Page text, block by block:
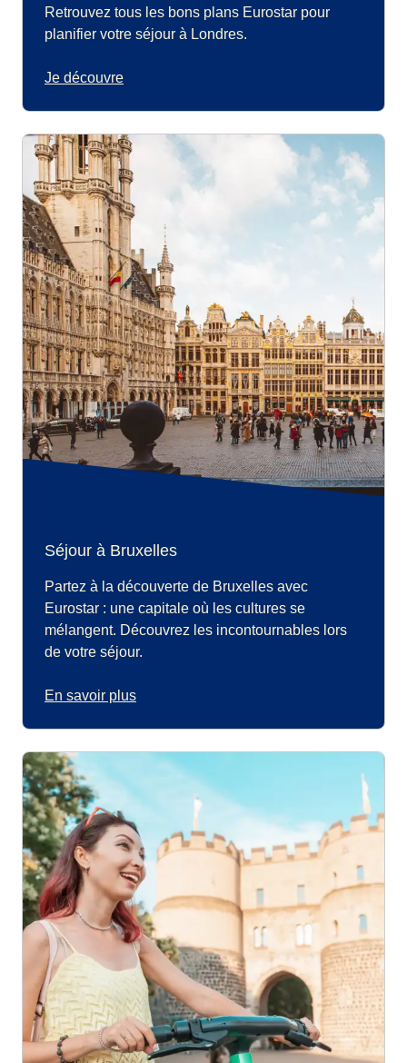
Retrouvez tous les bons plans Eurostar pour
planifier votre séjour à Londres.
Je découvre
Séjour à Bruxelles
Partez à la découverte de Bruxelles avec
Eurostar : une capitale où les cultures se
mélangent. Découvrez les incontournables lors
de votre séjour.
En savoir plus